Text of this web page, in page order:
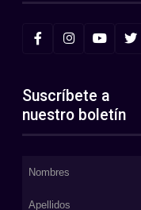
Suscríbete a
nuestro boletín